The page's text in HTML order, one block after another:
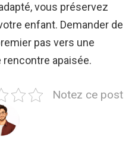
vous préservez
enfant. Demander de
pas vers une
apaisée.
Notez ce post